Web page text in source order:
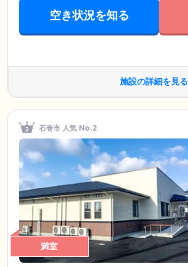
空き状況を知る
施設の詳細を見る
石巻市 人気 No.2
満室